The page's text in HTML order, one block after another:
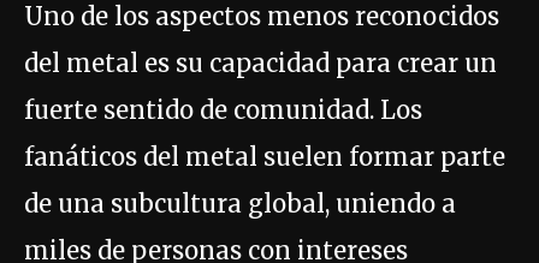
Uno de los aspectos menos reconocidos
del metal es su capacidad para crear un
fuerte sentido de comunidad. Los
fanáticos del metal suelen formar parte
de una subcultura global, uniendo a
miles de personas con intereses